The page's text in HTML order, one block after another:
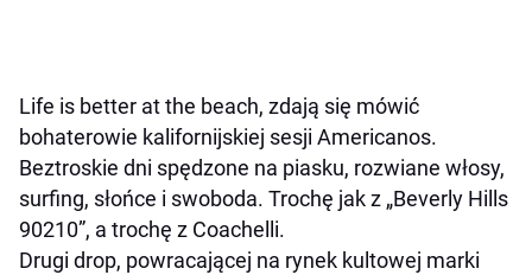
Life is better at the beach, zdają się mówić
bohaterowie kalifornijskiej sesji Americanos.
Beztroskie dni spędzone na piasku, rozwiane włosy,
surfing, słońce i swoboda. Trochę jak z „Beverly Hills
90210”, a trochę z Coachelli.
Drugi drop, powracającej na rynek kultowej marki